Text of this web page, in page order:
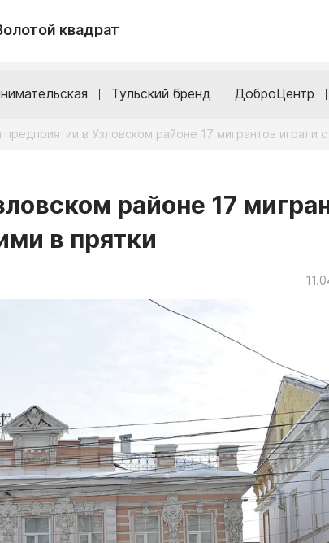
квадрат
Тульский бренд ДоброЦентр
предприятии в Узловском районе 17 мигрантов играли
районе 17
в прятки